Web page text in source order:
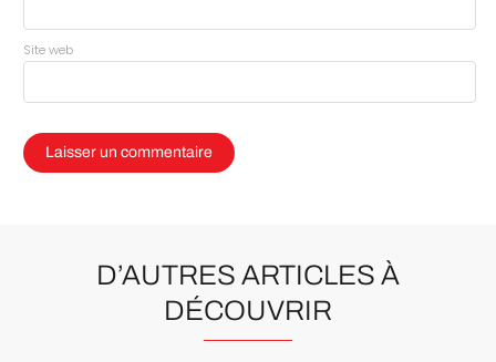
Site web
D’AUTRES ARTICLES À
DÉCOUVRIR